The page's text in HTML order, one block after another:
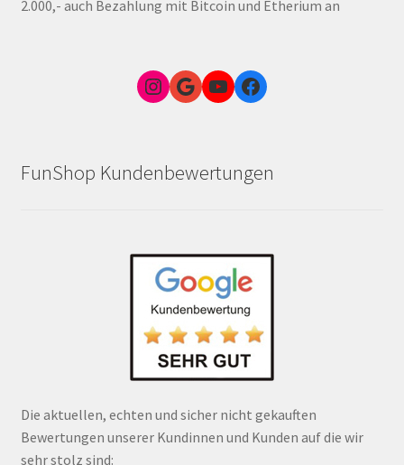
2.000,- auch Bezahlung mit Bitcoin und Etherium an
Instagram
Google Link zum FunShop WienYouTubeFacebook
FunShop Kundenbewertungen
Die aktuellen, echten und sicher nicht gekauften
Bewertungen unserer Kundinnen und Kunden auf die wir
sehr stolz sind: